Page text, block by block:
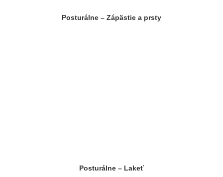
Posturálne – Zápästie a prsty
Posturálne – Lakeť